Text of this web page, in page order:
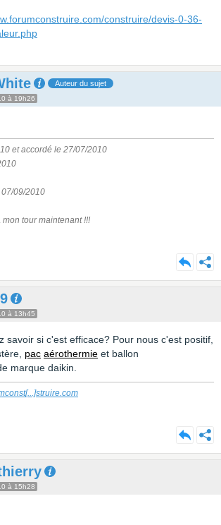
construire/devis-0-36-
Auteur du sujet
à 19h26
et accordé le 27/07/2010
09/2010
tour maintenant !!!
à 13h45
savoir si c'est efficace? Pour nous c'est positif,
pac aérothermie et ballon
marque daikin.
[...]struire.com
à 15h28